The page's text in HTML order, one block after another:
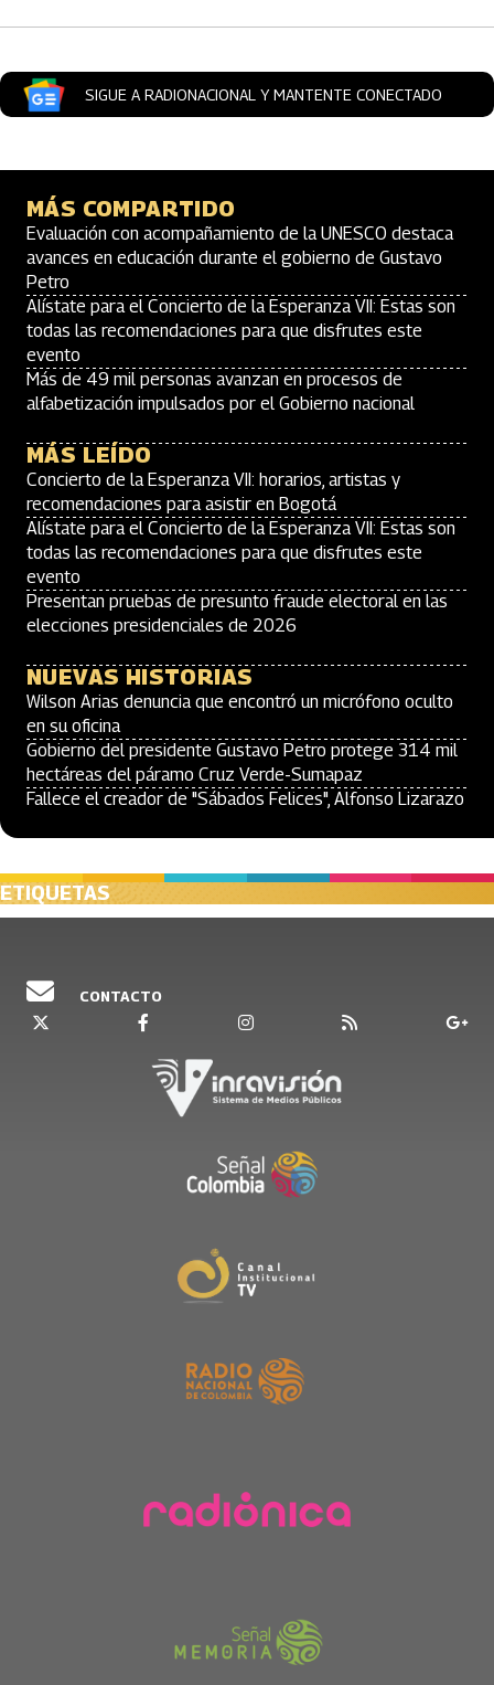
SIGUE A RADIONACIONAL Y MANTENTE CONECTADO
MÁS COMPARTIDO
Evaluación con acompañamiento de la UNESCO destaca
avances en educación durante el gobierno de Gustavo
Petro
Alístate para el Concierto de la Esperanza VII: Estas son
todas las recomendaciones para que disfrutes este
evento
Más de 49 mil personas avanzan en procesos de
alfabetización impulsados por el Gobierno nacional
MÁS LEÍDO
Concierto de la Esperanza VII: horarios, artistas y
recomendaciones para asistir en Bogotá
Alístate para el Concierto de la Esperanza VII: Estas son
todas las recomendaciones para que disfrutes este
evento
Presentan pruebas de presunto fraude electoral en las
elecciones presidenciales de 2026
NUEVAS HISTORIAS
Wilson Arias denuncia que encontró un micrófono oculto
en su oficina
Gobierno del presidente Gustavo Petro protege 314 mil
hectáreas del páramo Cruz Verde-Sumapaz
Fallece el creador de "Sábados Felices", Alfonso Lizarazo
ETIQUETAS
CONTACTO